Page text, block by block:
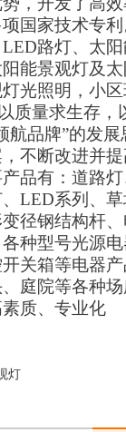
国家技术专
路灯、太
能景观灯及
光照明，小
量求生存，
航品牌”的发
不断改进并
品有：道路
LED系列、
径钢结构杆
种型号光源
关箱等电器
庭院等各种
质、专业化
灯